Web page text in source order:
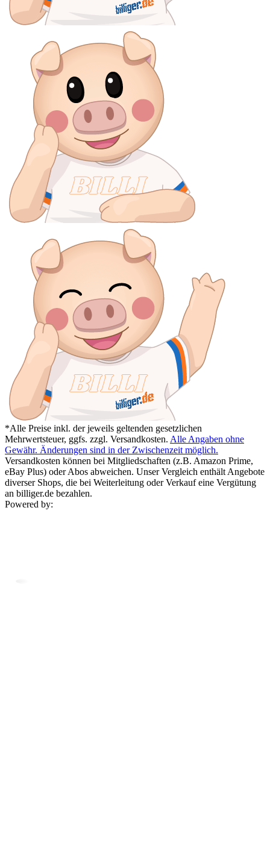
*Alle Preise inkl. der jeweils geltenden gesetzlichen
Mehrwertsteuer, ggfs. zzgl. Versandkosten. Alle Angaben ohne
Gewähr. Änderungen sind in der Zwischenzeit möglich.
Versandkosten können bei Mitgliedschaften (z.B. Amazon Prime,
eBay Plus) oder Abos abweichen. Unser Vergleich enthält Angebote
diverser Shops, die bei Weiterleitung oder Verkauf eine Vergütung
an billiger.de bezahlen.
Powered by: